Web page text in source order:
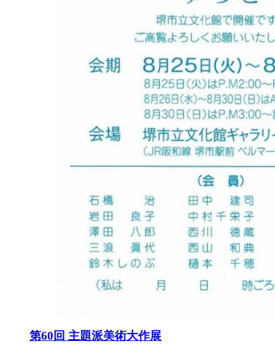
第60回 主題派美術大作展